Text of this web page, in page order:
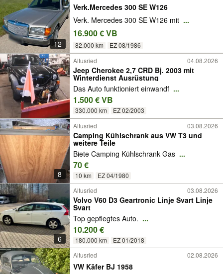
12
Verk.Mercedes 300 SE W126
Verk. Mercedes 300 SE W126 mit ...
16.900 € VB
82.000 km
EZ 08/1986
Altusried
04.08.2026
Jeep Cherokee 2,7 CRD Bj. 2003 mit
Winterdienst Ausrüstung
Das Auto funktioniert einwandf ...
1.500 € VB
330.000 km EZ 02/2003
8
Altusried 03.08.2026
Camping Kühlschrank aus VW T3 und
weitere Teile
Biete Camping Kühlschrank Gas ...
70 €
10 km EZ 04/1980
6
Altusried 03.08.2026
Volvo V60 D3 Geartronic Linje Svart Linje
Svart
Top gepflegtes Auto. ...
10.200 €
180.000 km EZ 01/2018
Altusried 02.08.2026
VW Käfer BJ 1958